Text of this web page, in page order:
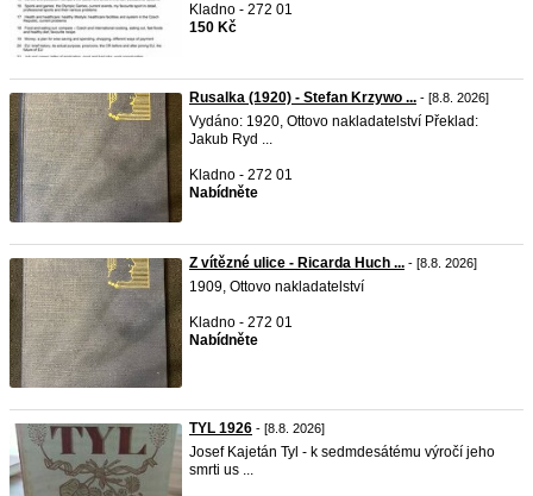
Kladno - 272 01
150 Kč
Rusalka (1920) - Stefan Krzywo ... - [8.8. 2026]
Vydáno: 1920, Ottovo nakladatelství Překlad:
Jakub Ryd ...
Kladno - 272 01
Nabídněte
Z vítězné ulice - Ricarda Huch ... - [8.8. 2026]
1909, Ottovo nakladatelství
Kladno - 272 01
Nabídněte
TYL 1926 - [8.8. 2026]
Josef Kajetán Tyl - k sedmdesátému výročí jeho
smrti us ...